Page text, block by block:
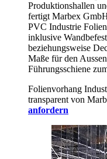
Produktionshallen
fertigt Marbex
PVC Industrie
inklusive
beziehungsweise
Maße für den
Führungsschiene
Folienvorhang
transparent von
anfordern